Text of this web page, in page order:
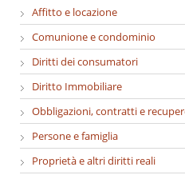
Affitto e locazione
Comunione e condominio
Diritti dei consumatori
Diritto Immobiliare
Obbligazioni, contratti e
Persone e famiglia
Proprietà e altri diritti reali